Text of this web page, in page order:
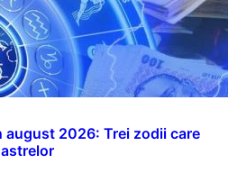
2026: Trei zodii care